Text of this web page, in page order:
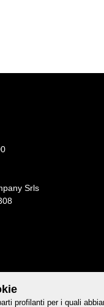
Srls
profilanti per i quali